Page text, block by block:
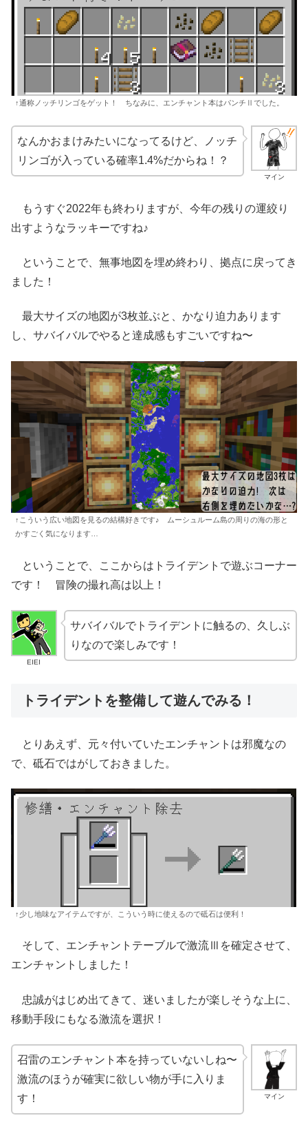
↑通称ノッチリンゴをゲット！ ちなみに、エンチャント本はパンチⅡでした。
マイン
なんかおまけみたいになってるけど、ノッチ
リンゴが入っている確率1.4%だからね！？
もうすぐ2022年も終わりますが、今年の残りの運絞り
出すようなラッキーですね♪
ということで、無事地図を埋め終わり、拠点に戻ってき
ました！
最大サイズの地図が3枚並ぶと、かなり迫力あります
し、サバイバルでやると達成感もすごいですね〜
↑こういう広い地図を見るの結構好きです♪ ムーシュルーム島の周りの海の形と
かすごく気になります…
ということで、ここからはトライデントで遊ぶコーナー
です！ 冒険の撮れ高は以上！
EIEI
サバイバルでトライデントに触るの、久しぶ
りなので楽しみです！
トライデントを整備して遊んでみる！
とりあえず、元々付いていたエンチャントは邪魔なの
で、砥石ではがしておきました。
↑少し地味なアイテムですが、こういう時に使えるので砥石は便利！
そして、エンチャントテーブルで激流Ⅲを確定させて、
エンチャントしました！
忠誠がはじめ出てきて、迷いましたが楽しそうな上に、
移動手段にもなる激流を選択！
マイン
召雷のエンチャント本を持っていないしね〜
激流のほうが確実に欲しい物が手に入りま
す！